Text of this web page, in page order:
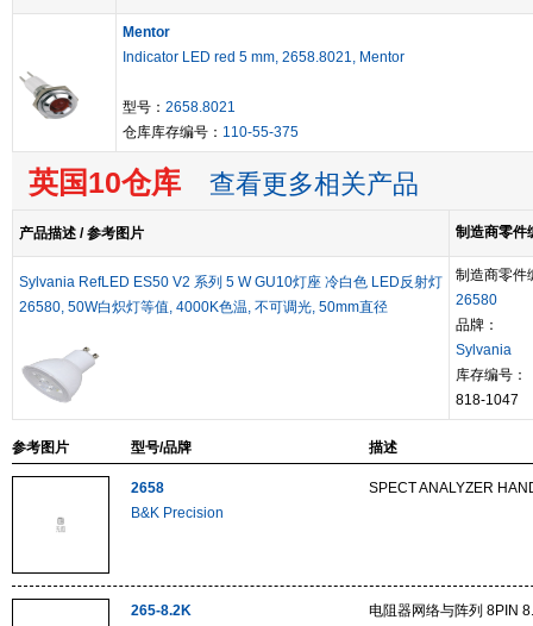
Mentor
Indicator LED red 5 mm, 2658.8021, Mentor
型号： 2658.8021
仓库库存编号： 110-55-375
英国10仓库 查看更多相关产品
产品描述 / 参考图片 制造商零件
Sylvania RefLED ES50 V2 系列 5 W GU10灯座 冷白色 LED反射灯
26580, 50W白炽灯等值, 4000K色温, 不可调光, 50mm直径
制造商零件
26580
品牌：
Sylvania
库存编号：
818-1047
参考图片 型号/品牌 描述
2658
B&K Precision
SPECT ANALYZER
265-8.2K
电阻器网络与阵列 8PIN